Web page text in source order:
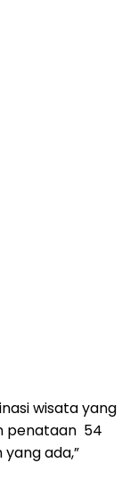
wisata yang
penataan 54
ada,”